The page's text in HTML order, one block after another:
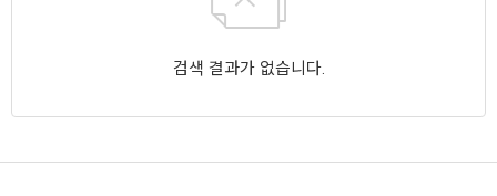
검색 결과가 없습니다.